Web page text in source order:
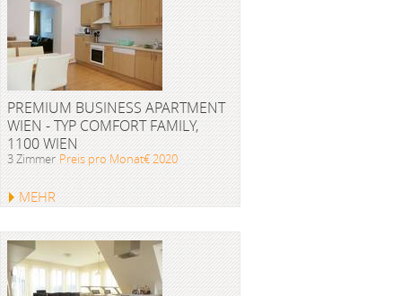
PREMIUM BUSINESS APARTMENT
WIEN - TYP COMFORT FAMILY,
1100 WIEN
3 Zimmer Preis pro Monat€ 2020
MEHR